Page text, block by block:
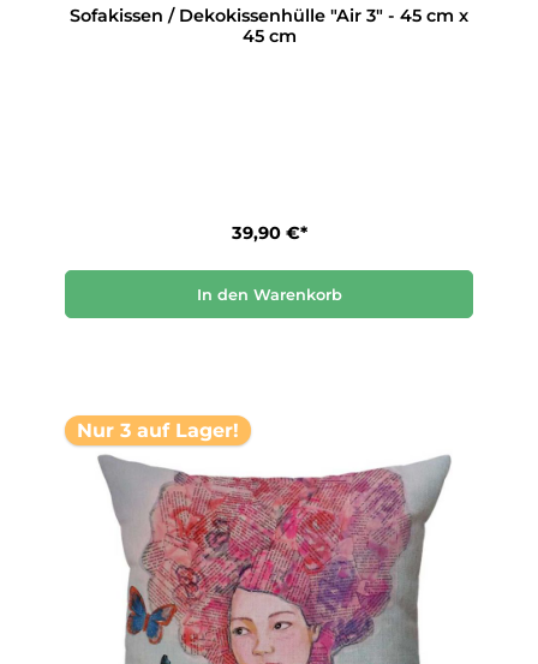
Sofakissen / Dekokissenhülle "Air 3" - 45 cm x
45 cm
39,90 €*
In den Warenkorb
Nur 3 auf Lager!